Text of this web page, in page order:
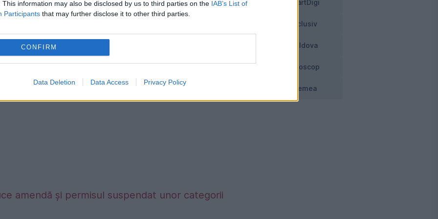
This information may also be disclosed by us to third parties on the IAB’s List of
Participants that may further disclose it to other third parties.
CONFIRM
Data Deletion Data Access Privacy Policy
africană Charlene Wittstock, a adus pe lume la
Therese Marie şi Jacques Honore Rainier,
la 11 decembrie
amendă și permisul suspendat unor categorii
SmartDigi
Exclusiv
Moldova
Horoscop
Vremea